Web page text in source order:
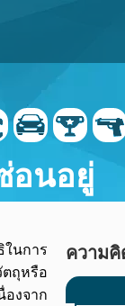
อนอยู่
นการ
ถุหรือ
งจาก
ความคิ